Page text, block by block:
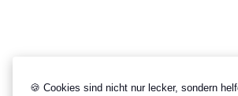
🍪 Cookies sind nicht nur lecker, sondern